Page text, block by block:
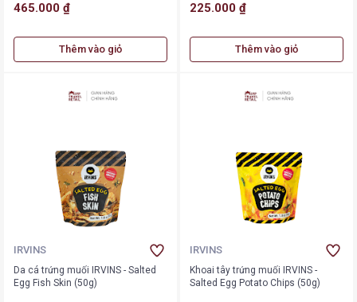
465.000 ₫
Thêm vào giỏ
225.000 ₫
Thêm vào giỏ
IRVINS
Da cá trứng muối IRVINS - Salted
Egg Fish Skin (50g)
IRVINS
Khoai tây trứng muối IRVINS -
Salted Egg Potato Chips (50g)